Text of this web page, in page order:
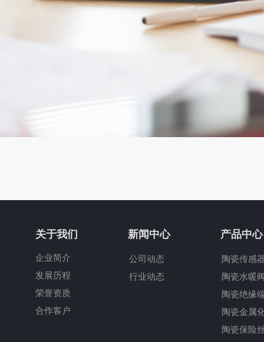
关于我们
企业简介
发展历程
荣誉资质
合作客户
新闻中心
公司动态
行业动态
产品中心
陶瓷传感
陶瓷水暖
陶瓷绝缘
陶瓷金属
陶瓷保险